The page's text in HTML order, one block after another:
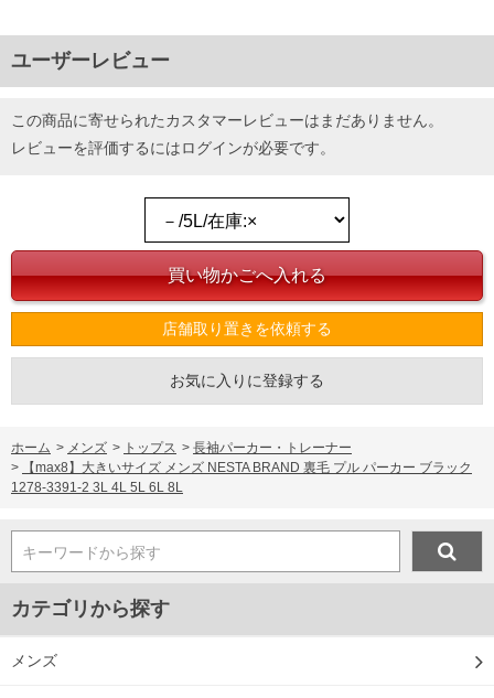
ユーザーレビュー
この商品に寄せられたカスタマーレビューはまだありません。
レビューを評価するにはログインが必要です。
店舗取り置きを依頼する
お気に入りに登録する
ホーム > メンズ > トップス > 長袖パーカー・トレーナー
>
【max8】大きいサイズ メンズ NESTA BRAND 裏毛 プル パーカー ブラック
1278-3391-2 3L 4L 5L 6L 8L
キーワードから探す
カテゴリから探す
メンズ